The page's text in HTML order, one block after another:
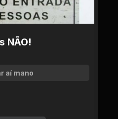
NÃO!
aí mano